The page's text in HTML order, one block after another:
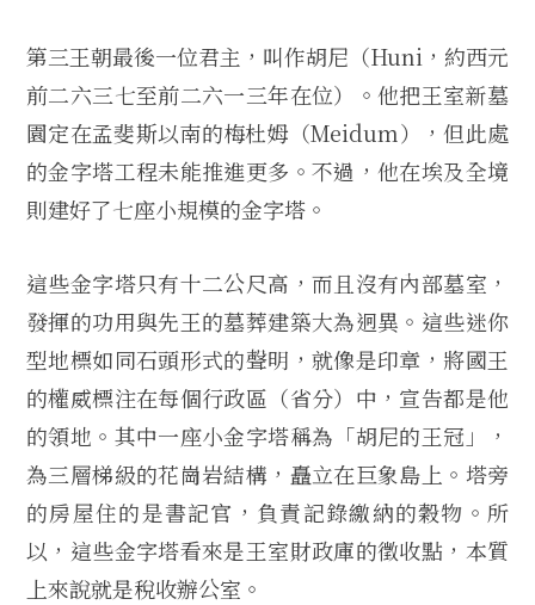
第三王朝最後一位君主，叫作胡尼（Huni，約西元
前二六三七至前二六一三年在位）。他把王室新墓
園定在孟斐斯以南的梅杜姆（Meidum），但此處
的金字塔工程未能推進更多。不過，他在埃及全境
則建好了七座小規模的金字塔。
這些金字塔只有十二公尺高，而且沒有內部墓室，
發揮的功用與先王的墓葬建築大為迥異。這些迷你
型地標如同石頭形式的聲明，就像是印章，將國王
的權威標注在每個行政區（省分）中，宣告都是他
的領地。其中一座小金字塔稱為「胡尼的王冠」，
為三層梯級的花崗岩結構，矗立在巨象島上。塔旁
的房屋住的是書記官，負責記錄繳納的穀物。所
以，這些金字塔看來是王室財政庫的徵收點，本質
上來說就是稅收辦公室。